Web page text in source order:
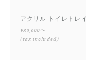
アクリル トイレトレイ
¥39,600〜
(tax included)